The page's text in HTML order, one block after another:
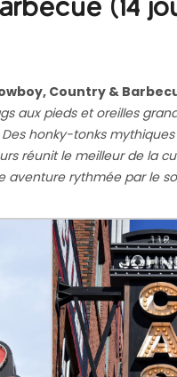
Country &
aux pieds et oreilles
honky-tonks
réunit le meilleur de la
aventure rythmée par le